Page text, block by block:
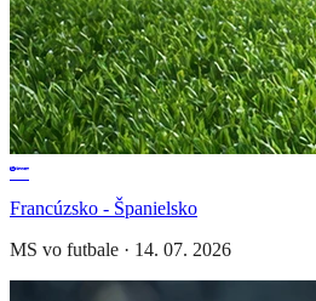
Francúzsko - Španielsko
MS vo futbale · 14. 07. 2026